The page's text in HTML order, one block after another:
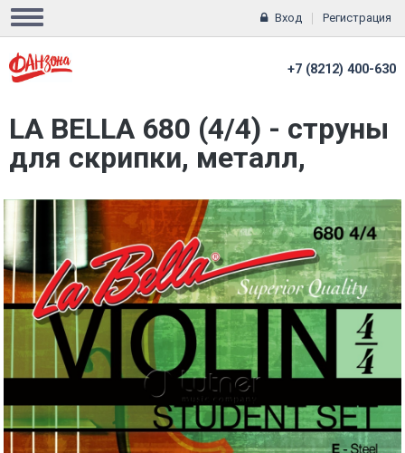
Вход Регистрация
+7 (8212) 400-630
LA BELLA 680 (4/4) - струны
для скрипки, металл,